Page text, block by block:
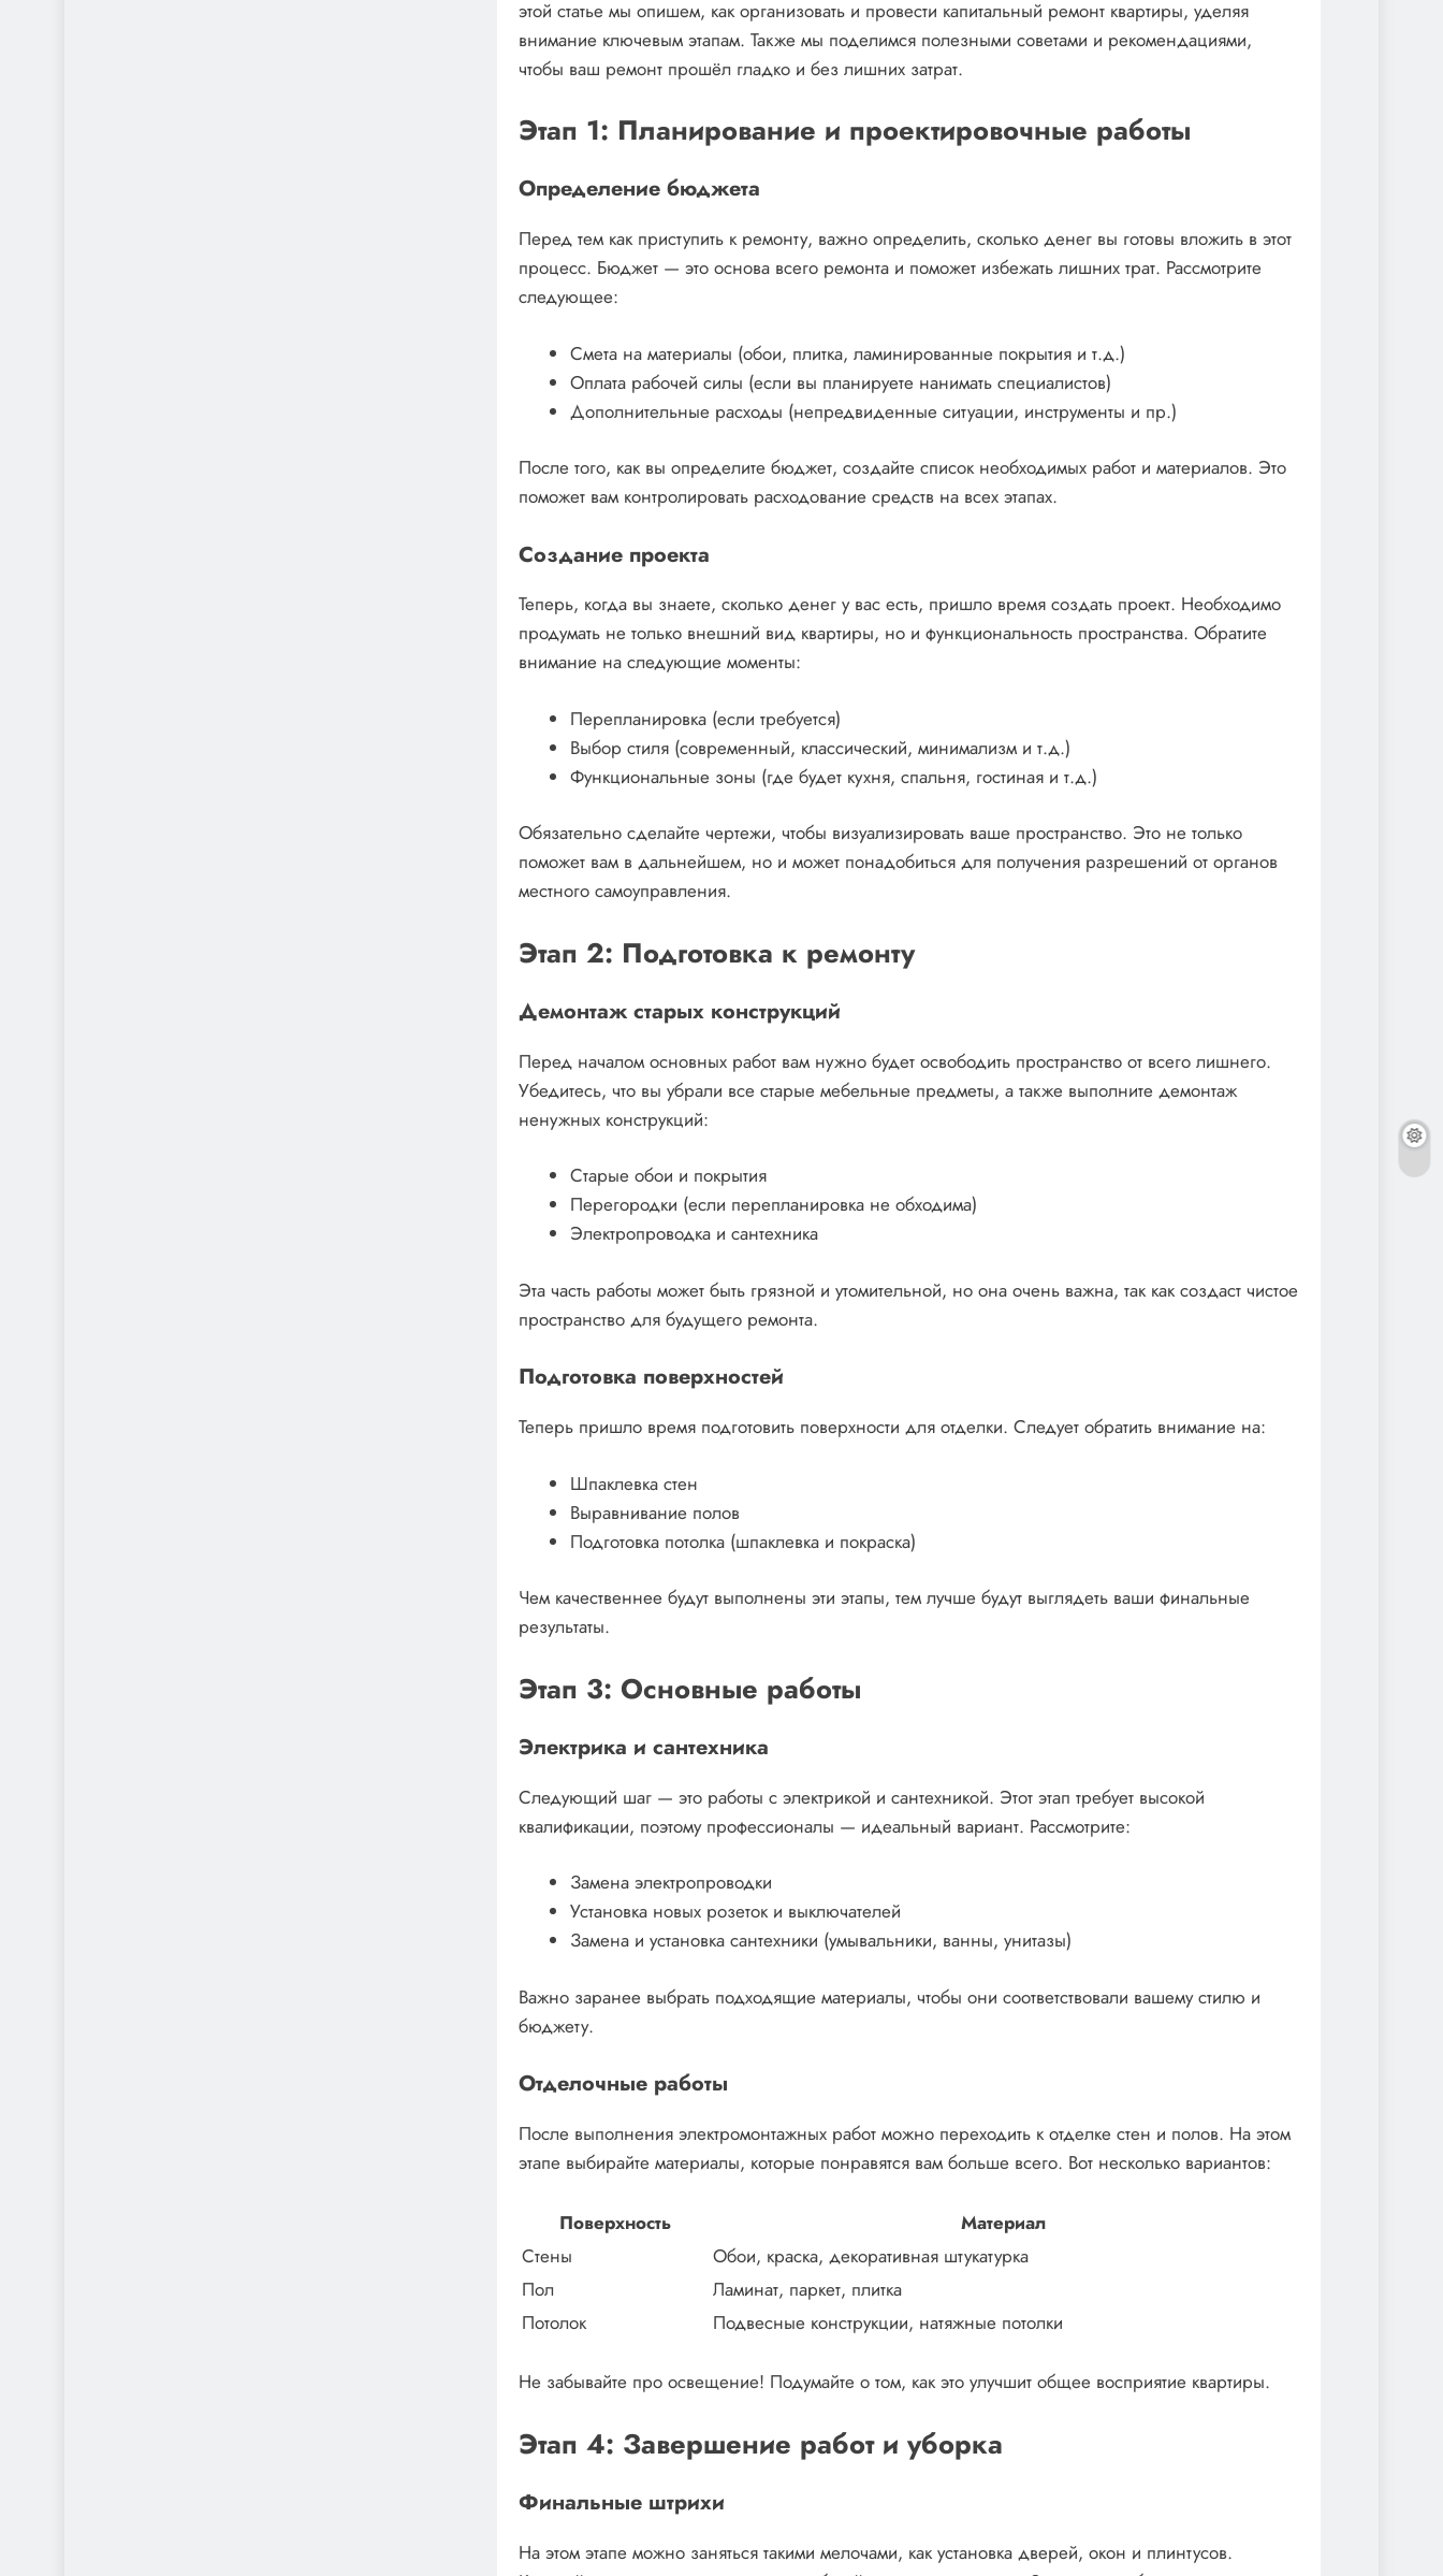
этой статье мы опишем, как организовать и провести капитальный ремонт квартиры, уделяя
внимание ключевым этапам. Также мы поделимся полезными советами и рекомендациями,
чтобы ваш ремонт прошёл гладко и без лишних затрат.
Этап 1: Планирование и проектировочные работы
Определение бюджета
Перед тем как приступить к ремонту, важно определить, сколько денег вы готовы вложить в этот
процесс. Бюджет — это основа всего ремонта и поможет избежать лишних трат. Рассмотрите
следующее:
Смета на материалы (обои, плитка, ламинированные покрытия и т.д.)
Оплата рабочей силы (если вы планируете нанимать специалистов)
Дополнительные расходы (непредвиденные ситуации, инструменты и пр.)
После того, как вы определите бюджет, создайте список необходимых работ и материалов. Это
поможет вам контролировать расходование средств на всех этапах.
Создание проекта
Теперь, когда вы знаете, сколько денег у вас есть, пришло время создать проект. Необходимо
продумать не только внешний вид квартиры, но и функциональность пространства. Обратите
внимание на следующие моменты:
Перепланировка (если требуется)
Выбор стиля (современный, классический, минимализм и т.д.)
Функциональные зоны (где будет кухня, спальня, гостиная и т.д.)
Обязательно сделайте чертежи, чтобы визуализировать ваше пространство. Это не только
поможет вам в дальнейшем, но и может понадобиться для получения разрешений от органов
местного самоуправления.
Этап 2: Подготовка к ремонту
Демонтаж старых конструкций
Перед началом основных работ вам нужно будет освободить пространство от всего лишнего.
Убедитесь, что вы убрали все старые мебельные предметы, а также выполните демонтаж
ненужных конструкций:
Старые обои и покрытия
Перегородки (если перепланировка не обходима)
Электропроводка и сантехника
Эта часть работы может быть грязной и утомительной, но она очень важна, так как создаст чистое
пространство для будущего ремонта.
Подготовка поверхностей
Теперь пришло время подготовить поверхности для отделки. Следует обратить внимание на:
Шпаклевка стен
Выравнивание полов
Подготовка потолка (шпаклевка и покраска)
Чем качественнее будут выполнены эти этапы, тем лучше будут выглядеть ваши финальные
результаты.
Этап 3: Основные работы
Электрика и сантехника
Следующий шаг — это работы с электрикой и сантехникой. Этот этап требует высокой
квалификации, поэтому профессионалы — идеальный вариант. Рассмотрите:
Замена электропроводки
Установка новых розеток и выключателей
Замена и установка сантехники (умывальники, ванны, унитазы)
Важно заранее выбрать подходящие материалы, чтобы они соответствовали вашему стилю и
бюджету.
Отделочные работы
После выполнения электромонтажных работ можно переходить к отделке стен и полов. На этом
этапе выбирайте материалы, которые понравятся вам больше всего. Вот несколько вариантов:
Поверхность
Материал
Стены
Обои, краска, декоративная штукатурка
Пол
Ламинат, паркет, плитка
Потолок
Подвесные конструкции, натяжные потолки
Не забывайте про освещение! Подумайте о том, как это улучшит общее восприятие квартиры.
Этап 4: Завершение работ и уборка
Финальные штрихи
На этом этапе можно заняться такими мелочами, как установка дверей, окон и плинтусов.